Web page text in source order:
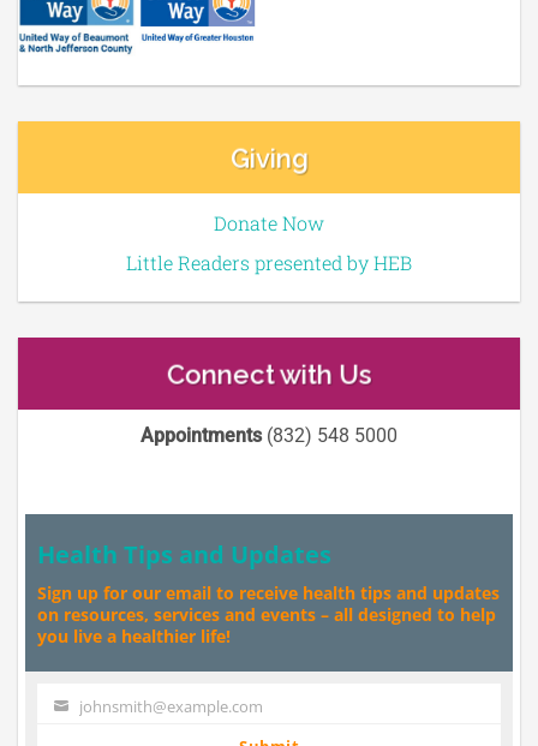
Giving
Donate Now
Little Readers presented by HEB
Connect with Us
Appointments(832) 548 5000
Health Tips and Updates
Sign up for our email to receive health tips and updates
on resources, services and events – all designed to help
you live a healthier life!
Your johnsmith@example.com